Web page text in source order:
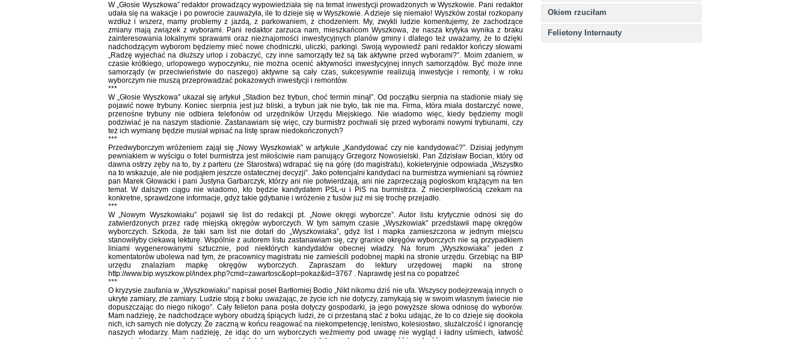
Okiem rzuciłam
Felietony Internauty
W „Głosie Wyszkowa” redaktor prowadzący wypowiedziała się na temat inwestycji prowadzonych w Wyszkowie. Pani redaktor
udała się na wakacje i po powrocie zauważyła, ile to dzieje się w Wyszkowie. A dzieje się niemało! Wyszków został rozkopany
wzdłuż i wszerz, mamy problemy z jazdą, z parkowaniem, z chodzeniem. My, zwykli ludzie komentujemy, że zachodzące
zmiany mają związek z wyborami. Pani redaktor zarzuca nam, mieszkańcom Wyszkowa, że nasza krytyka wynika z braku
zainteresowania lokalnymi sprawami oraz nieznajomości inwestycyjnych planów gminy i dlatego też uważamy, że to dzięki
nadchodzącym wyborom będziemy mieć nowe chodniczki, uliczki, parkingi. Swoją wypowiedź pani redaktor kończy słowami
„Radzę wyjechać na dłuższy urlop i zobaczyć, czy inne samorządy też są tak aktywne przed wyborami?”. Moim zdaniem, w
czasie krótkiego, urlopowego wypoczynku, nie można ocenić aktywności inwestycyjnej innych samorządów. Być może inne
samorządy (w przeciwieństwie do naszego) aktywne są cały czas, sukcesywnie realizują inwestycje i remonty, i w roku
wyborczym nie muszą przeprowadzać pokazowych inwestycji i remontów.
***
W „Głosie Wyszkowa” ukazał się artykuł „Stadion bez trybun, choć termin minął”. Od początku sierpnia na stadionie miały się
pojawić nowe trybuny. Koniec sierpnia jest już bliski, a trybun jak nie było, tak nie ma. Firma, która miała dostarczyć nowe,
przenośne trybuny nie odbiera telefonów od urzędników Urzędu Miejskiego. Nie wiadomo więc, kiedy będziemy mogli
podziwiać je na naszym stadionie. Zastanawiam się więc, czy burmistrz pochwali się przed wyborami nowymi trybunami, czy
też ich wymianę będzie musiał wpisać na listę spraw niedokończonych?
***
Przedwyborczym wróżeniem zajął się „Nowy Wyszkowiak” w artykule „Kandydować czy nie kandydować?”. Dzisiaj jedynym
pewniakiem w wyścigu o fotel burmistrza jest miłościwie nam panujący Grzegorz Nowosielski. Pan Zdzisław Bocian, który od
dawna ostrzy zęby na to, by z parteru (ze Starostwa) wdrapać się na górę (do magistratu), kokieteryjnie odpowiada „Wszystko
na to wskazuje, ale nie podjąłem jeszcze ostatecznej decyzji”. Jako potencjalni kandydaci na burmistrza wymieniani są również
pan Marek Głowacki i pani Justyna Garbarczyk, którzy ani nie potwierdzają, ani nie zaprzeczają pogłoskom krążącym na ten
temat. W dalszym ciągu nie wiadomo, kto będzie kandydatem PSL-u i PiS na burmistrza. Z niecierpliwością czekam na
konkretne, sprawdzone informacje, gdyż takie gdybanie i wróżenie z fusów już mi się trochę przejadło.
***
W „Nowym Wyszkowiaku” pojawił się list do redakcji pt. „Nowe okręgi wyborcze”. Autor listu krytycznie odnosi się do
zatwierdzonych przez radę miejską okręgów wyborczych. W tym samym czasie „Wyszkowiak” przedstawił mapę okręgów
wyborczych. Szkoda, że taki sam list nie dotarł do „Wyszkowiaka”, gdyż list i mapka zamieszczona w jednym miejscu
stanowiłyby ciekawą lekturę. Wspólnie z autorem listu zastanawiam się, czy granice okręgów wyborczych nie są przypadkiem
liniami wygenerowanymi sztucznie, pod niektórych kandydatów obecnej władzy. Na forum „Wyszkowiaka” jeden z
komentatorów ubolewa nad tym, że pracownicy magistratu nie zamieścili podobnej mapki na stronie urzędu. Grzebiąc na BIP
urzędu znalazłam mapkę okręgów wyborczych. Zapraszam do lektury urzędowej mapki na stronę
http://www.bip.wyszkow.pl/index.php?cmd=zawartosc&opt=pokaz&id=3767 . Naprawdę jest na co popatrzeć
***
O kryzysie zaufania w „Wyszkowiaku” napisał poseł Bartłomiej Bodio „Nikt nikomu dziś nie ufa. Wszyscy podejrzewają innych o
ukryte zamiary, złe zamiary. Ludzie stoją z boku uważając, że życie ich nie dotyczy, zamykają się w swoim własnym świecie nie
dopuszczając do niego nikogo”. Cały felieton pana posła dotyczy gospodarki, ja jego powyższe słowa odniosę do wyborów.
Mam nadzieję, że nadchodzące wybory obudzą śpiących ludzi, że ci przestaną stać z boku udając, że to co dzieje się dookoła
nich, ich samych nie dotyczy. Że zaczną w końcu reagować na niekompetencję, lenistwo, kolesiostwo, służalczość i ignorancję
naszych włodarzy. Mam nadzieję, że idąc do urn wyborczych weźmiemy pod uwagę nie wygląd i ładny uśmiech, łatwość